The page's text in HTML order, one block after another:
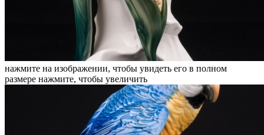
нажмите на изображении, чтобы увидеть его в полном
размере нажмите, чтобы увеличить